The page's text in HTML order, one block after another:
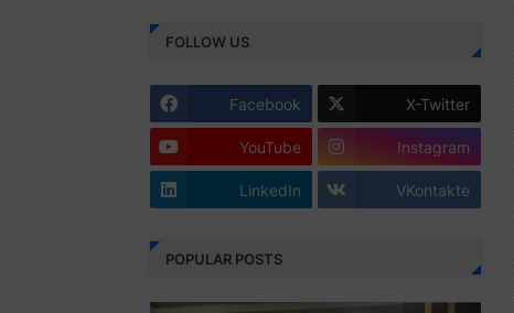
Juz 1 ⇨http://j.mp/2b8SiNO
Juz 2 ⇨http://j.mp/2b8RJmQ
Juz 3 ⇨http://j.mp/2bFSrtF
Juz 4 ⇨http://j.mp/2b8SXi3
Juz 5 ⇨http://j.mp/2b8RZm3
Juz 6 ⇨http://j.mp/28MBohs
Juz 7 ⇨http://j.mp/2bFRIZC
FOLLOW US
Facebook X-Twitter
YouTube Instagram
LinkedIn VKontakte
POPULAR POSTS